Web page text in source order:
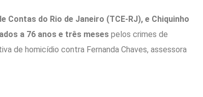
Contas do Rio de Janeiro (TCE-RJ), e Chiquinho
a 76 anos e três meses pelos crimes de
de homicídio contra Fernanda Chaves, assessora